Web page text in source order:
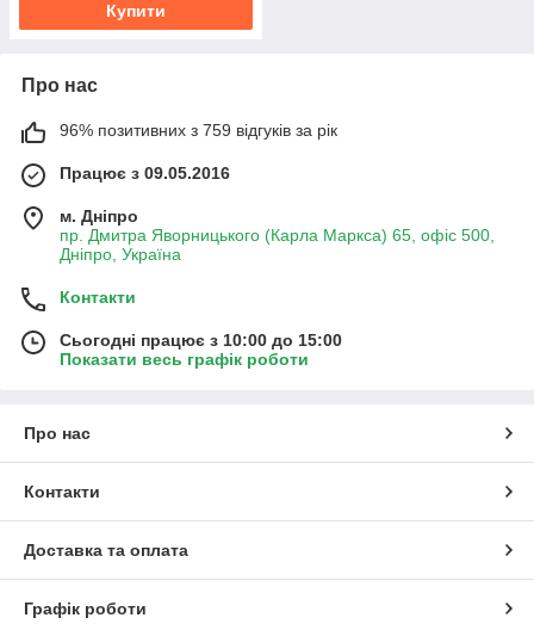
Купити
Про нас
96% позитивних з 759 відгуків за рік
Працює з 09.05.2016
м. Дніпро
пр. Дмитра Яворницького (Карла Маркса) 65, офіс 500,
Дніпро, Україна
Контакти
Сьогодні працює з 10:00 до 15:00
Показати весь графік роботи
Про нас
Контакти
Доставка та оплата
Графік роботи